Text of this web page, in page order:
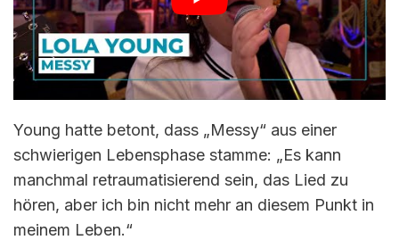
Young hatte betont, dass „Messy“ aus einer
schwierigen Lebensphase stamme: „Es kann
manchmal retraumatisierend sein, das Lied zu
hören, aber ich bin nicht mehr an diesem Punkt in
meinem Leben.“